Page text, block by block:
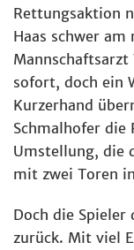
Rettungsaktion
Haas schwer
sofort, doch ein
Kurzerhand
Schmalhofer
Umstellung, die
mit zwei Toren
Doch die Spieler
zurück. Mit viel